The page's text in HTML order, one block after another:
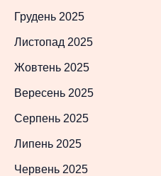
Грудень 2025
Листопад 2025
Жовтень 2025
Вересень 2025
Серпень 2025
Липень 2025
Червень 2025